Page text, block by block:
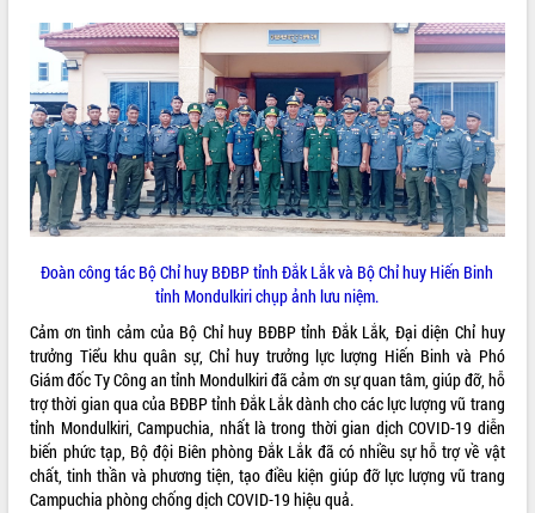
VIDEO
Không có file video nào để phát.
ALBUM ẢNH
LIÊN KẾT WEB
THỐNG KÊ TRUY CẬP
Đoàn công tác Bộ Chỉ huy BĐBP tỉnh Đắk Lắk và Bộ Chỉ huy Hiến Binh
tỉnh Mondulkiri chụp ảnh lưu niệm.
Cảm ơn tình cảm của Bộ Chỉ huy BĐBP tỉnh Đắk Lắk, Đại diện Chỉ huy
trưởng Tiểu khu quân sự, Chỉ huy trưởng lực lượng Hiến Binh và Phó
Giám đốc Ty Công an tỉnh Mondulkiri đã cảm ơn sự quan tâm, giúp đỡ, hỗ
trợ thời gian qua của BĐBP tỉnh Đắk Lắk dành cho các lực lượng vũ trang
tỉnh Mondulkiri, Campuchia, nhất là trong thời gian dịch COVID-19 diễn
biến phức tạp, Bộ đội Biên phòng Đắk Lắk đã có nhiều sự hỗ trợ về vật
chất, tinh thần và phương tiện, tạo điều kiện giúp đỡ lực lượng vũ trang
Campuchia phòng chống dịch COVID-19 hiệu quả.